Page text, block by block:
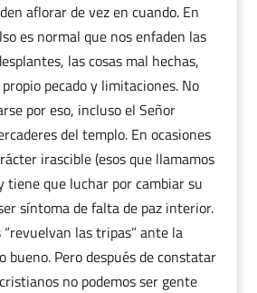
aflorar de vez en cuando. En
es normal que nos enfaden las
las cosas mal hechas,
pecado y limitaciones. No
por eso, incluso el Señor
del templo. En ocasiones
irascible (esos que llamamos
tiene que luchar por cambiar su
síntoma de falta de paz interior.
“revuelvan las tripas” ante la
bueno. Pero después de constatar
no podemos ser gente